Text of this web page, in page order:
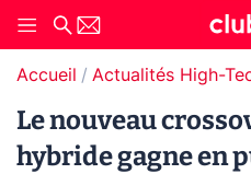
Accueil Actualités High-
Le nouveau
hybride gagne en